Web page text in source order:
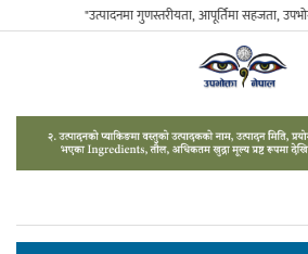
"उत्पादनमा गुणस्तरीयता, आपूर्तिमा सहजता,